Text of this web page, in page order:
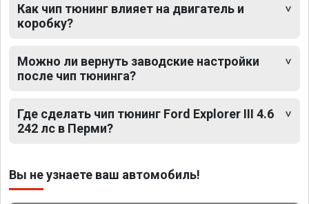
Как чип тюнинг влияет на двигатель и
коробку?
Можно ли вернуть заводские настройки
после чип тюнинга?
Где сделать чип тюнинг Ford Explorer III 4.6
242 лс в Перми?
Вы не узнаете ваш автомобиль!